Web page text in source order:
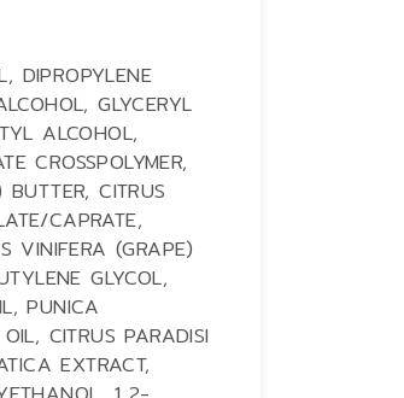
DIPROPYLENE
GLYCERYL
ALCOHOL,
CROSSPOLYMER,
CITRUS
CAPRATE,
VINIFERA (GRAPE)
GLYCOL,
PUNICA
CITRUS PARADISI
EXTRACT,